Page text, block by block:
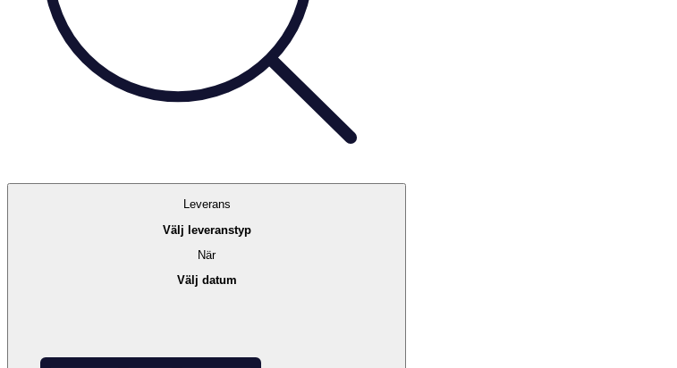
Leverans
Välj leveranstyp
När
Välj datum